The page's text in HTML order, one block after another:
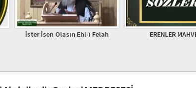
ERENLER MAHVELİ Hz. Ali’nin